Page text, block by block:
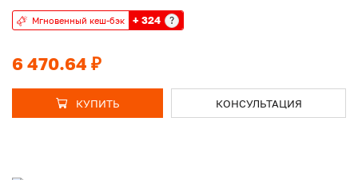
6 470.64 ₽
Мгновенный кеш-бэк + 324 ?
КУПИТЬ КОНСУЛЬТАЦИЯ